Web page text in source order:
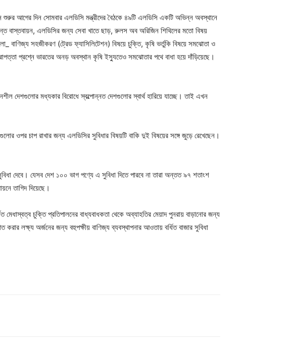
শুরুর আগের দিন সোমবার এলডিসি মন্ত্রীদের বৈঠকে ৪৯টি এলডিসি একটি অভিন্ন অবস্থানে
এলডিসির জন্য সেবা খাতে ছাড়, রুলস অব অরিজিন শিথিলের মতো বিষয়
বাণিজ্য সহজীকরণ (ট্রেড ফ্যাসিলিটেশন) বিষয়ে চুক্তি, কৃষি ভর্তুকি বিষয়ে সমঝোতা ও
প্রশ্নে ভারতের অনড় অবস্থান কৃষি ইস্যুতেও সমঝোতার পথে বাধা হয়ে দাঁড়িয়েছে।
দেশগুলোর মধ্যকার বিরোধে স্বল্পোন্নত দেশগুলোর স্বার্থ হারিয়ে যাচ্ছে। তাই এখন
ওপর চাপ রাখার জন্য এলডিসির সুবিধার বিষয়টি বাকি দুই বিষয়ের সঙ্গে জুড়ে রেখেছেন।
দেবে। যেসব দেশ ১০০ ভাগ পণ্যে এ সুবিধা দিতে পারবে না তারা অন্তত ৯৭ শতাংশ
তাগিদ দিয়েছে।
চুক্তি প্রতিপালনের বাধ্যবাধকতা থেকে অব্যাহতির মেয়াদ পুনরায় বাড়ানোর জন্য
লক্ষ্য অর্জনের জন্য বহুপক্ষীয় বাণিজ্য ব্যবস্থাপনার আওতায় বর্ধিত বাজার সুবিধা